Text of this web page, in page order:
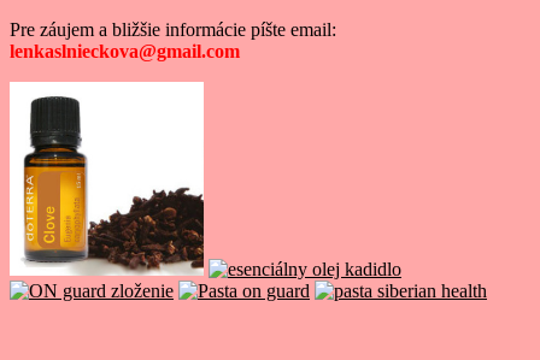
Pre záujem a bližšie informácie píšte email:
lenkaslnieckova@gmail.com